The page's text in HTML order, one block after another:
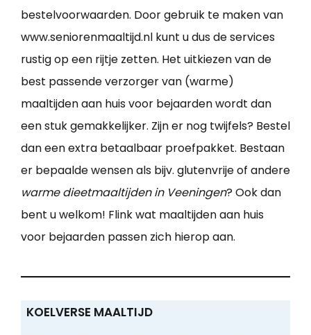
bestelvoorwaarden. Door gebruik te maken van
www.seniorenmaaltijd.nl kunt u dus de services
rustig op een rijtje zetten. Het uitkiezen van de
best passende verzorger van (warme)
maaltijden aan huis voor bejaarden wordt dan
een stuk gemakkelijker. Zijn er nog twijfels? Bestel
dan een extra betaalbaar proefpakket. Bestaan
er bepaalde wensen als bijv. glutenvrije of andere
warme dieetmaaltijden in Veeningen? Ook dan
bent u welkom! Flink wat maaltijden aan huis
voor bejaarden passen zich hierop aan.
KOELVERSE MAALTIJD